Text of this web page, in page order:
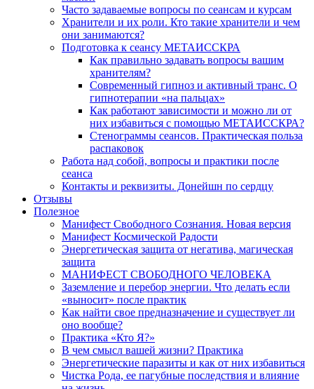
Часто задаваемые вопросы по сеансам и курсам
Хранители и их роли. Кто такие хранители и чем
они занимаются?
Подготовка к сеансу МЕТАИССКРА
Как правильно задавать вопросы вашим
хранителям?
Современный гипноз и активный транс. О
гипнотерапии «на пальцах»
Как работают зависимости и можно ли от
них избавиться с помощью МЕТАИССКРА?
Стенограммы сеансов. Практическая польза
распаковок
Работа над собой, вопросы и практики после
сеанса
Контакты и реквизиты. Донейшн по сердцу
Отзывы
Полезное
Манифест Свободного Сознания. Новая версия
Манифест Космической Радости
Энергетическая защита от негатива, магическая
защита
МАНИФЕСТ СВОБОДНОГО ЧЕЛОВЕКА
Заземление и перебор энергии. Что делать если
«выносит» после практик
Как найти свое предназначение и существует ли
оно вообще?
Практика «Кто Я?»
В чем смысл вашей жизни? Практика
Энергетические паразиты и как от них избавиться
Чистка Рода, ее пагубные последствия и влияние